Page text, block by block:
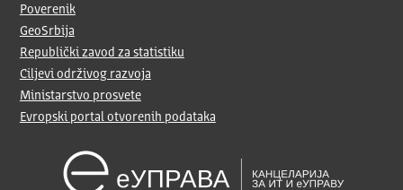
Poverenik
GeoSrbija
Republički zavod za statistiku
Ciljevi održivog razvoja
Ministarstvo prosvete
Evropski portal otvorenih podataka